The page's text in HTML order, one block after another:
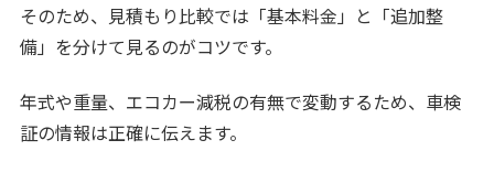
そのため、見積もり比較では「基本料金」と「追加整
備」を分けて見るのがコツです。
年式や重量、エコカー減税の有無で変動するため、車検
証の情報は正確に伝えます。